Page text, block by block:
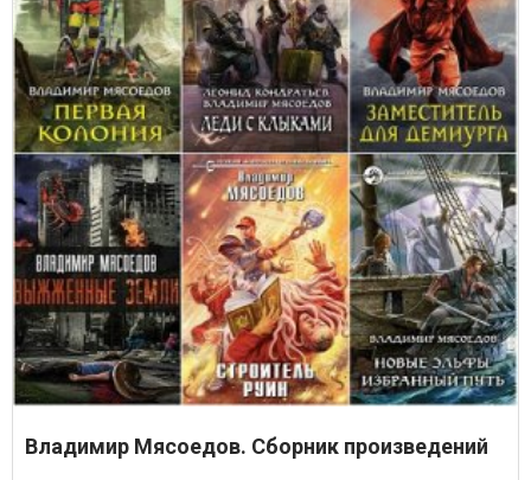
Владимир Мясоедов. Сборник произведений